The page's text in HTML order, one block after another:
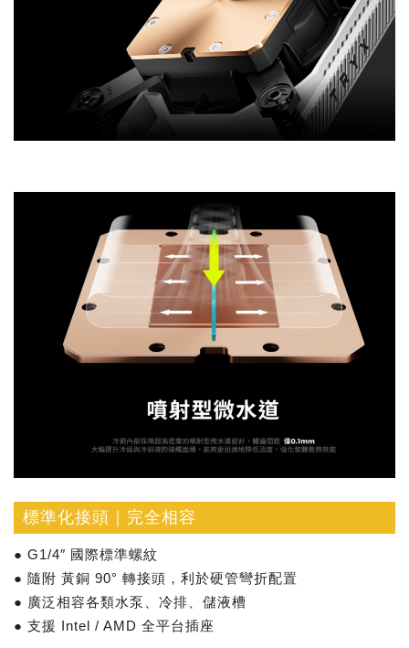
標準化接頭｜完全相容
● G1/4″ 國際標準螺紋
● 隨附 黃銅 90° 轉接頭，利於硬管彎折配置
● 廣泛相容各類水泵、冷排、儲液槽
● 支援 Intel / AMD 全平台插座